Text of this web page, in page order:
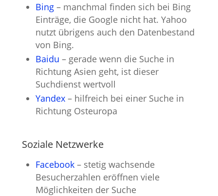
Bing – manchmal finden sich bei Bing
Einträge, die Google nicht hat. Yahoo
nutzt übrigens auch den Datenbestand
von Bing.
Baidu – gerade wenn die Suche in
Richtung Asien geht, ist dieser
Suchdienst wertvoll
Yandex– hilfreich bei einer Suche in
Richtung Osteuropa
Soziale Netzwerke
Facebook– stetig wachsende
Besucherzahlen eröffnen viele
Möglichkeiten der Suche